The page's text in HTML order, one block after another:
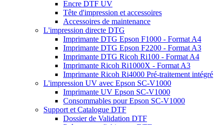
Encre DTF UV
Tête d'impression et accessoires
Accessoires de maintenance
L'impression directe DTG
Imprimante DTG Epson F1000 - Format A4
Imprimante DTG Epson F2200 - Format A3
Imprimante DTG Ricoh Ri100 - Format A4
Imprimante Ricoh Ri1000X - Format A3
Imprimante Ricoh Ri4000 Pré-traitement intégré
L'impression UV avec Epson SC-V1000
Imprimante UV Epson SC-V1000
Consommables pour Epson SC-V1000
Support et Catalogue DTF
Dossier de Validation DTF